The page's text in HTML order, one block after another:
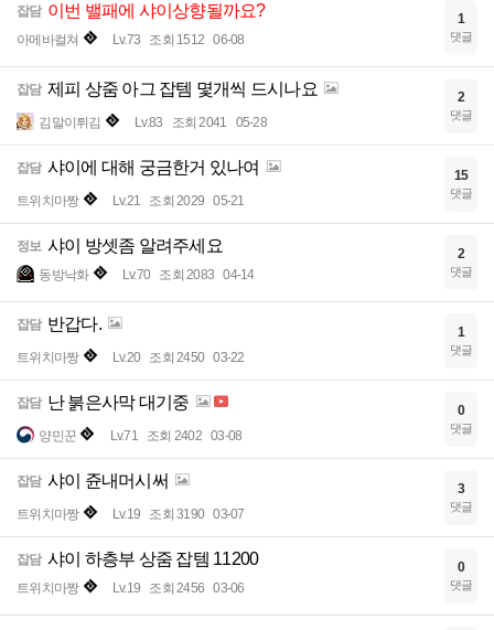
잡담 이번 밸패에 샤이상향될까요?
아메바컬쳐 Lv.73 조회 1512 06-08
1
댓글
잡담 제피 상줌 아그 잡템 몇개씩 드시나요
김말이튀김 Lv.83 조회 2041 05-28
2
댓글
잡담 샤이에 대해 궁금한거 있나여
트위치마짱 Lv.21 조회 2029 05-21
15
댓글
정보 샤이 방셋좀 알려주세요
동방낙화 Lv.70 조회 2083 04-14
2
댓글
잡담 반갑다.
트위치마짱 Lv.20 조회 2450 03-22
1
댓글
잡담 난 붉은사막 대기중
양민꾼 Lv.71 조회 2402 03-08
0
댓글
잡담 샤이 쥰내머시써
트위치마짱 Lv.19 조회 3190 03-07
3
댓글
잡담 샤이 하층부 상줌 잡템 11200
트위치마짱 Lv.19 조회 2456 03-06
0
댓글